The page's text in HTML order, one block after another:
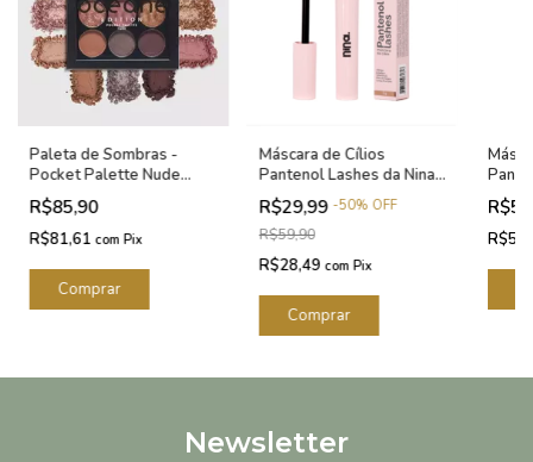
Paleta de Sombras -
Pocket Palette Nude
Océane Edition 7g
R$85,90
R$81,61 com Pix
Máscara de Cílios
Pantenol Lashes da Nina
Makeup
R$29,99 -50% OFF
R$59,90
R$28,49 com Pix
Newsletter